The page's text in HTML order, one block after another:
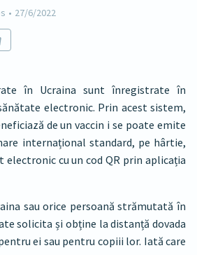
• 27/6/2022
în Ucraina sunt înregistrate în
electronic. Prin acest sistem,
de un vaccin i se poate emite
internațional standard, pe hârtie,
cu un cod QR prin aplicația
sau orice persoană strămutată în
solicita și obține la distanță dovada
ei sau pentru copiii lor. Iată care